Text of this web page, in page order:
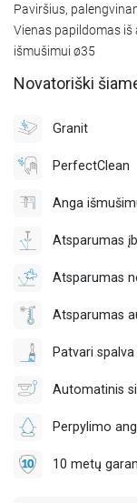
Paviršius,
Vienas papildomas
išmušimui ø35
Novatoriški
Granit
PerfectClean
Anga
Atsparumas
Atsparumas
Atsparumas
Patvari spalva
Automatinis
Perpylimo
10 metų